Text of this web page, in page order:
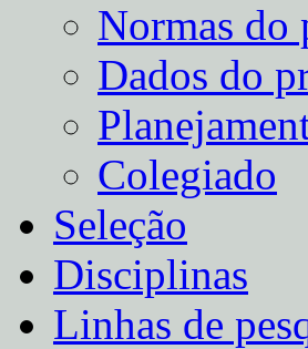
Normas do
Dados do
Colegiado
Seleção
Disciplinas
Linhas de